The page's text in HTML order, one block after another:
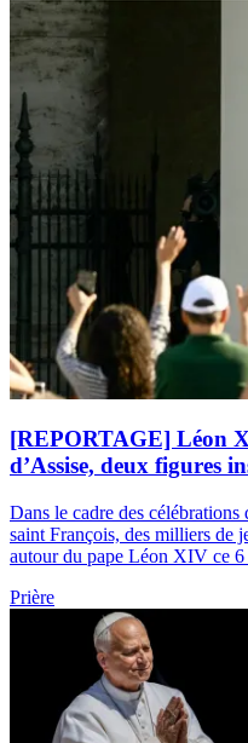
[REPORTAGE] Léon
d’Assise, deux figures
Dans le cadre des
saint François, des milliers de
autour du pape Léon XIV ce 6
Prière